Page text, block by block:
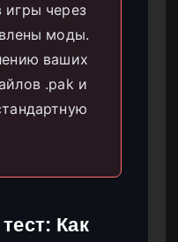
игры через
моды.
ваших
.pak и
Как